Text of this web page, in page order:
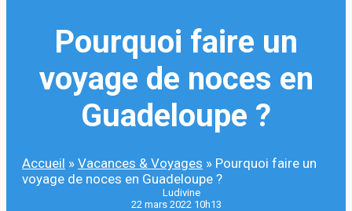
Pourquoi faire un
voyage de noces en
Guadeloupe ?
Accueil » Vacances & Voyages » Pourquoi faire un
voyage de noces en Guadeloupe ?
Ludivine
22 mars 2022 10h13